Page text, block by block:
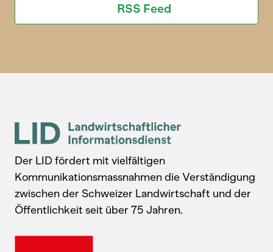
RSS Feed
Der LID fördert mit vielfältigen
Kommunikationsmassnahmen die Verständigung
zwischen der Schweizer Landwirtschaft und der
Öffentlichkeit seit über 75 Jahren.